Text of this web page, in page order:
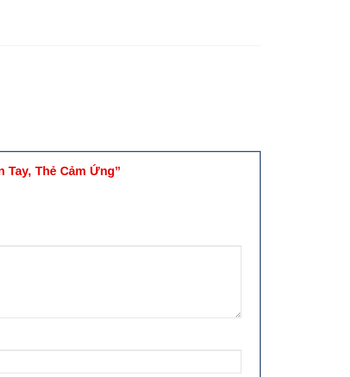
Tay, Thẻ Cảm Ứng”